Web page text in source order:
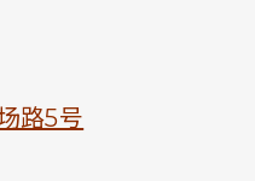
路5号